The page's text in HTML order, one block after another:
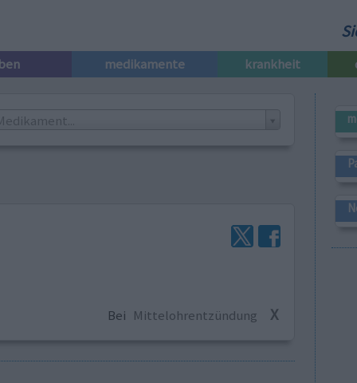
medikamente krankheit
Bei Mittelohrentzündung X